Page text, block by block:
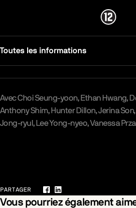
Toutes les informations
AvecChoi Seung-yoon Ethan Hwang
Anthony Shim Hunter Dillon Jerina Son
Jong-ryul Lee Yong-nyeoVanessa
PARTAGER
Facebook
LinkedIn
Vous pourriez également